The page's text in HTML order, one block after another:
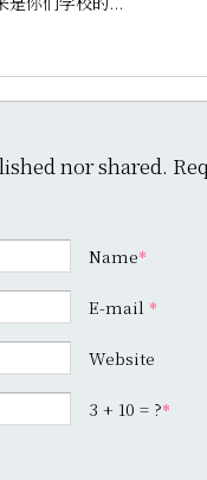
nor shared.
Name*
E-mail *
Website
3 + 10 = ?*